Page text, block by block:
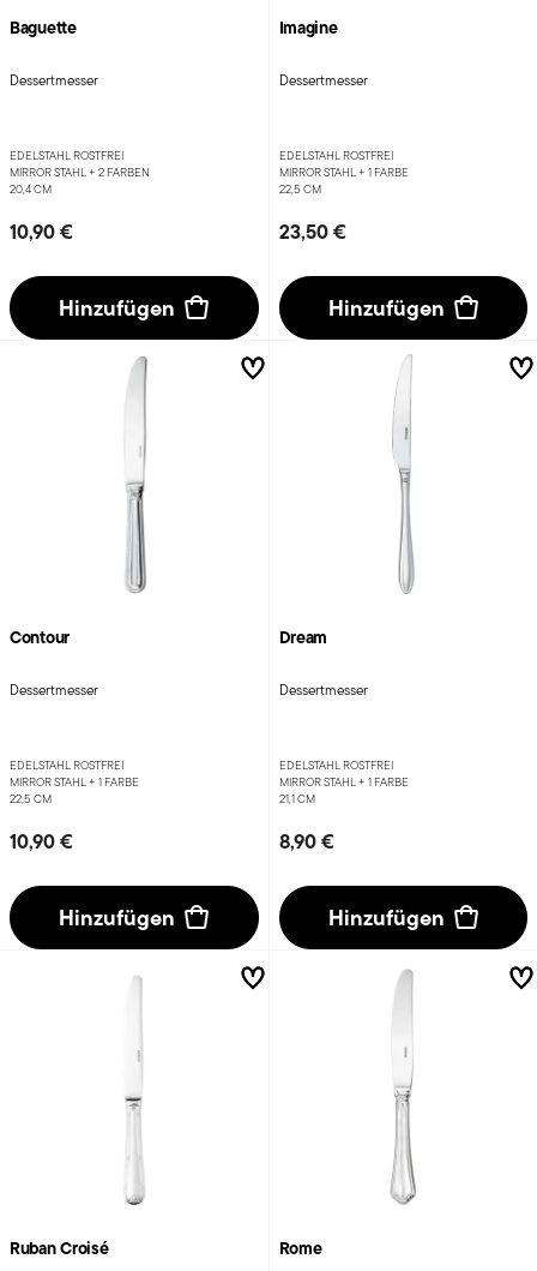
Baguette
Dessertmesser
EDELSTAHL ROSTFREI
MIRROR STAHL + 2 FARBEN
20,4 CM
10,90 €
Hinzufügen
Imagine
Dessertmesser
EDELSTAHL ROSTFREI
MIRROR STAHL + 1 FARBE
22,5 CM
23,50 €
Hinzufügen
Contour
Dessertmesser
EDELSTAHL ROSTFREI
MIRROR STAHL + 1 FARBE
22,5 CM
10,90 €
Hinzufügen
Dream
Dessertmesser
EDELSTAHL ROSTFREI
MIRROR STAHL + 1 FARBE
21,1 CM
8,90 €
Hinzufügen
Ruban Croisé Rome